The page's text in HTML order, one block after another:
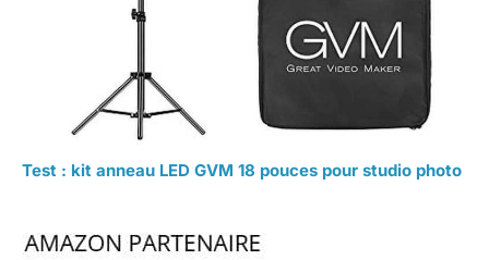
Test : kit anneau LED GVM 18 pouces pour studio photo